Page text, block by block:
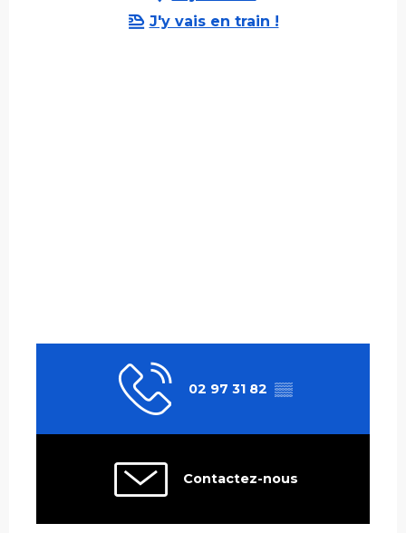
J'y vais en train !
02 97 31 82 ▒▒
Contactez-nous